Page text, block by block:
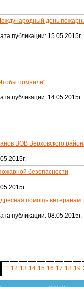
день
публикации: 15.05.2015г.
помнили"
публикации: 14.05.2015г.
ВОВ Верховского
безопасности
помощь ветеранам
публикации: 08.05.2015г.
11 12 13 14 15 16 17 18 19